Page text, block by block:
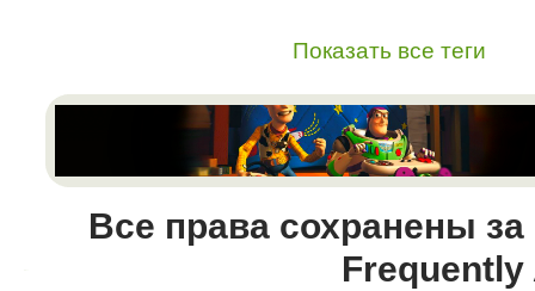
Показать все теги
Все права сохранены